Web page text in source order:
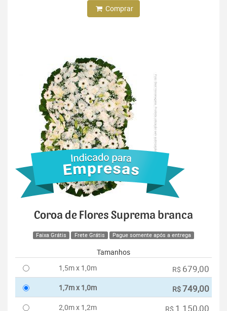
Comprar
Coroa de Flores Suprema branca
Faixa Grátis Frete Grátis Pague somente após a entrega
Tamanhos
1,5m x 1,0m
R$ 679,00
1,7m x 1,0m R$749,00
2,0m x 1,2m R$ 1.150,00